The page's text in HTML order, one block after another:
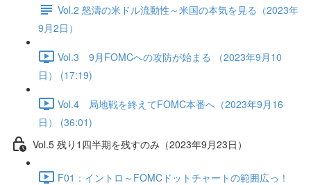
Vol.2 怒濤の米ドル流動性～米国の本気を見る（2023年
9月2日）
Vol.3 9月FOMCへの攻防が始まる （2023年9月10
日） (17:19)
Vol.4 局地戦を終えてFOMC本番へ（2023年9月16
日） (36:01)
Vol.5 残り1四半期を残すのみ（2023年9月23日）
F01：イントロ～FOMCドットチャートの範囲広っ！